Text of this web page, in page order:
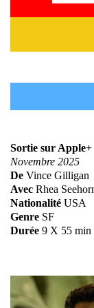
Sortie sur Apple+
Novembre 2025
De Vince Gilligan
Avec Rhea
Nationalité USA
Genre SF
Durée 9 X 55 min